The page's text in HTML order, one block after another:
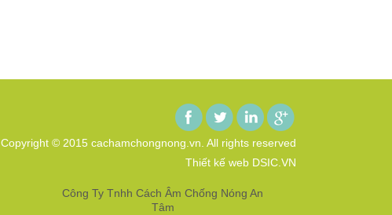
Copyright © 2015 cachamchongnong.vn. All rights reserved
Thiết kế web DSIC.VN
Công Ty Tnhh Cách Âm Chống Nóng An
Tâm